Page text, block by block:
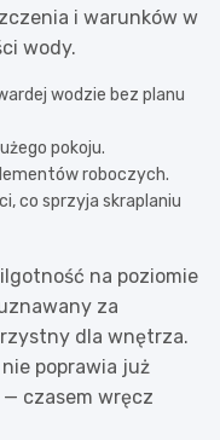
i warunków w
wody.
wodzie bez planu
pokoju.
roboczych.
co sprzyja skraplaniu
na poziomie
za
dla wnętrza.
poprawia już
czasem wręcz